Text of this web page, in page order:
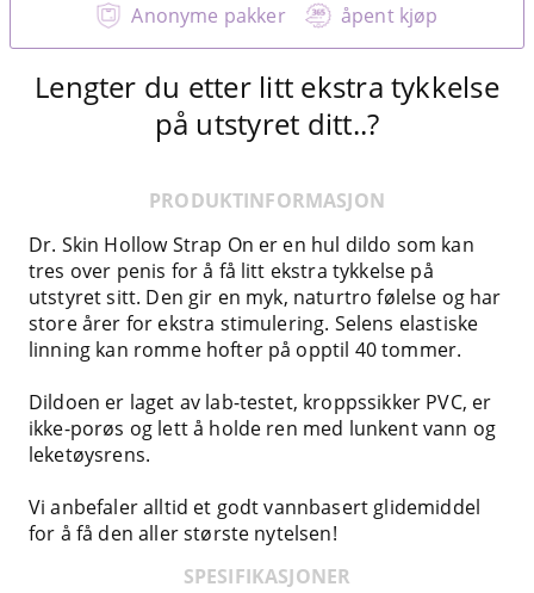
Anonyme pakker åpent kjøp
Lengter du etter litt ekstra tykkelse
på utstyret ditt..?
PRODUKTINFORMASJON
Dr. Skin Hollow Strap On er en hul dildo som kan
tres over penis for å få litt ekstra tykkelse på
utstyret sitt. Den gir en myk, naturtro følelse og har
store årer for ekstra stimulering. Selens elastiske
linning kan romme hofter på opptil 40 tommer.
Dildoen er laget av lab-testet, kroppssikker PVC, er
ikke-porøs og lett å holde ren med lunkent vann og
leketøysrens.
Vi anbefaler alltid et godt vannbasert glidemiddel
for å få den aller største nytelsen!
SPESIFIKASJONER